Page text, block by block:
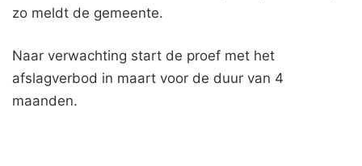
zo meldt de gemeente.
Naar verwachting start de proef met het
afslagverbod in maart voor de duur van 4
maanden.